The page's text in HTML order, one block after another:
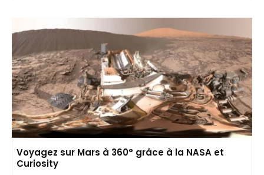
Voyagez sur Mars à 360° grâce à la NASA et
Curiosity